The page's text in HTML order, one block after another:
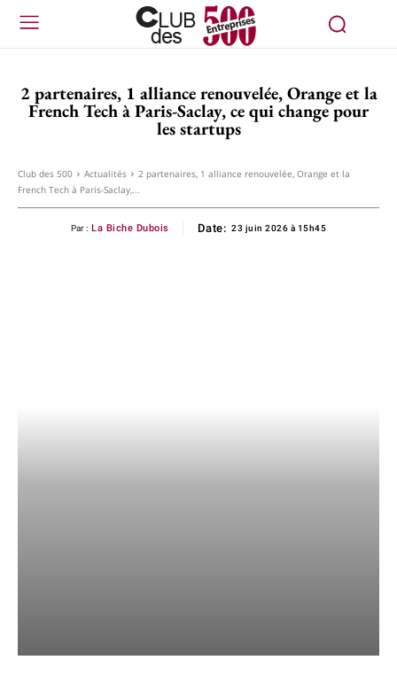
2 partenaires, 1 alliance renouvelée, Orange et la
French Tech à Paris-Saclay, ce qui change pour
les startups
Club des 500 Actualités
2 partenaires, 1 alliance renouvelée, Orange et la
French Tech à Paris-Saclay,...
Par : La Biche Dubois Date: 23 juin 2026 à 15h45